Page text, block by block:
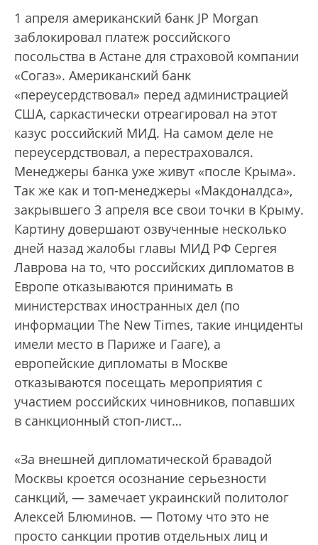
1 апреля американский банк JP Моrgan
заблокировал платеж российского
посольства в Астане для страховой компании
«Согаз». Американский банк
«переусердствовал» перед администрацией
США, саркастически отреагировал на этот
казус российский МИД. На самом деле не
переусердствовал, а перестраховался.
Менеджеры банка уже живут «после Крыма».
Так же как и топ-менеджеры «Макдоналдса»,
закрывшего 3 апреля все свои точки в Крыму.
Картину довершают озвученные несколько
дней назад жалобы главы МИД РФ Сергея
Лаврова на то, что российских дипломатов в
Европе отказываются принимать в
министерствах иностранных дел (по
информации The New Times, такие инциденты
имели место в Париже и Гааге), а
европейские дипломаты в Москве
отказываются посещать мероприятия с
участием российских чиновников, попавших
в санкционный стоп-лист…
«За внешней дипломатической бравадой
Москвы кроется осознание серьезности
санкций, — замечает украинский политолог
Алексей Блюминов. — Потому что это не
просто санкции против отдельных лиц и